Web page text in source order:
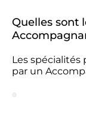
Quelles sont
Les
par un